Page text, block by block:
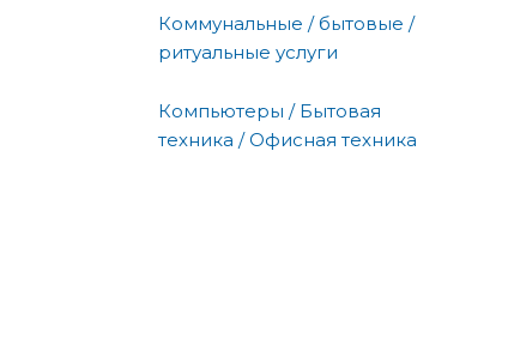
Коммунальные / бытовые /
ритуальные услуги
Компьютеры / Бытовая
техника / Офисная техника